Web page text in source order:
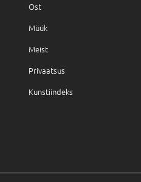
Ost
Müük
Meist
Privaatsus
Kunstiindeks